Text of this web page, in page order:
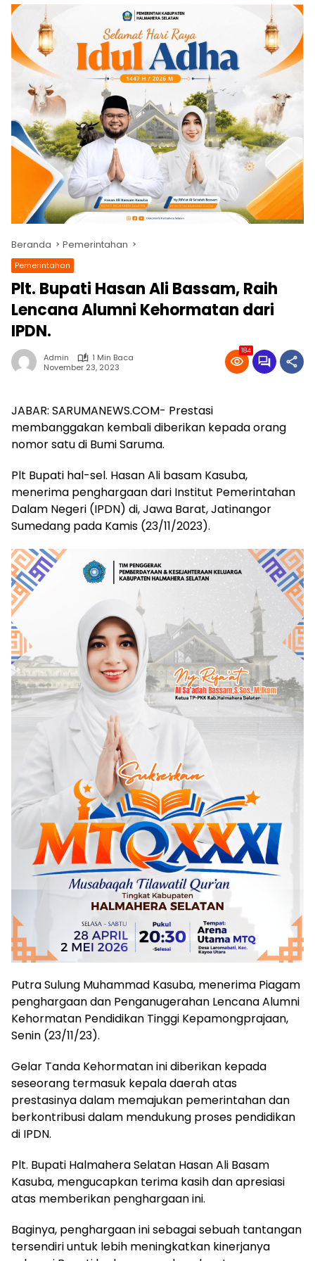
Beranda Pemerintahan
Pemerintahan
Plt. Bupati Hasan Ali Bassam, Raih
Lencana Alumni Kehormatan dari
IPDN.
Admin
1 Min Baca
November 23, 2023
184
JABAR: SARUMANEWS.COM- Prestasi
membanggakan kembali diberikan kepada orang
nomor satu di Bumi Saruma.
Plt Bupati hal-sel. Hasan Ali basam Kasuba,
menerima penghargaan dari Institut Pemerintahan
Dalam Negeri (IPDN) di, Jawa Barat, Jatinangor
Sumedang pada Kamis (23/11/2023).
Putra Sulung Muhammad Kasuba, menerima Piagam
penghargaan dan Penganugerahan Lencana Alumni
Kehormatan Pendidikan Tinggi Kepamongprajaan,
Senin (23/11/23).
Gelar Tanda Kehormatan ini diberikan kepada
seseorang termasuk kepala daerah atas
prestasinya dalam memajukan pemerintahan dan
berkontribusi dalam mendukung proses pendidikan
di IPDN.
Plt. Bupati Halmahera Selatan Hasan Ali Basam
Kasuba, mengucapkan terima kasih dan apresiasi
atas memberikan penghargaan ini.
Baginya, penghargaan ini sebagai sebuah tantangan
tersendiri untuk lebih meningkatkan kinerjanya